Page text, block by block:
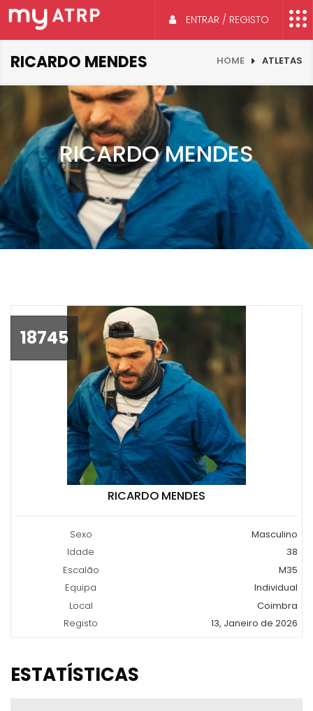
ENTRAR / REGISTO
RICARDO MENDES HOME ATLETAS
RICARDO MENDES
18745
RICARDO MENDES
Sexo
Masculino
Idade
38
Escalão
M35
Equipa
Individual
Local
Coimbra
Registo
13, Janeiro de 2026
ESTATÍSTICAS